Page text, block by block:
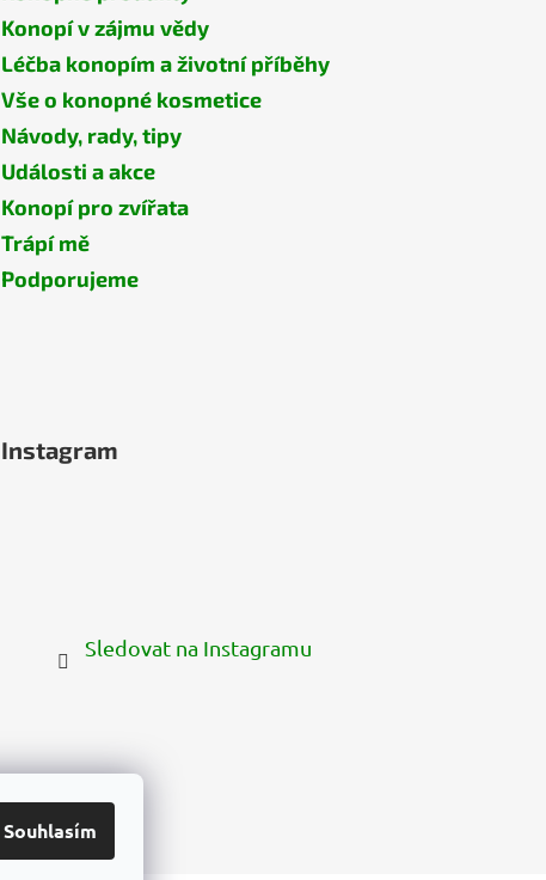
Souhlasím
Konopí v zájmu vědy
Léčba konopím a životní příběhy
Vše o konopné kosmetice
Návody, rady, tipy
Události a akce
Konopí pro zvířata
Trápí mě
Podporujeme
Instagram
Sledovat na Instagramu